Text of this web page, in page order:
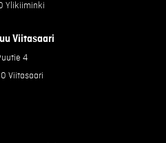
Ylikiiminki
Viitasaari
4
Viitasaari